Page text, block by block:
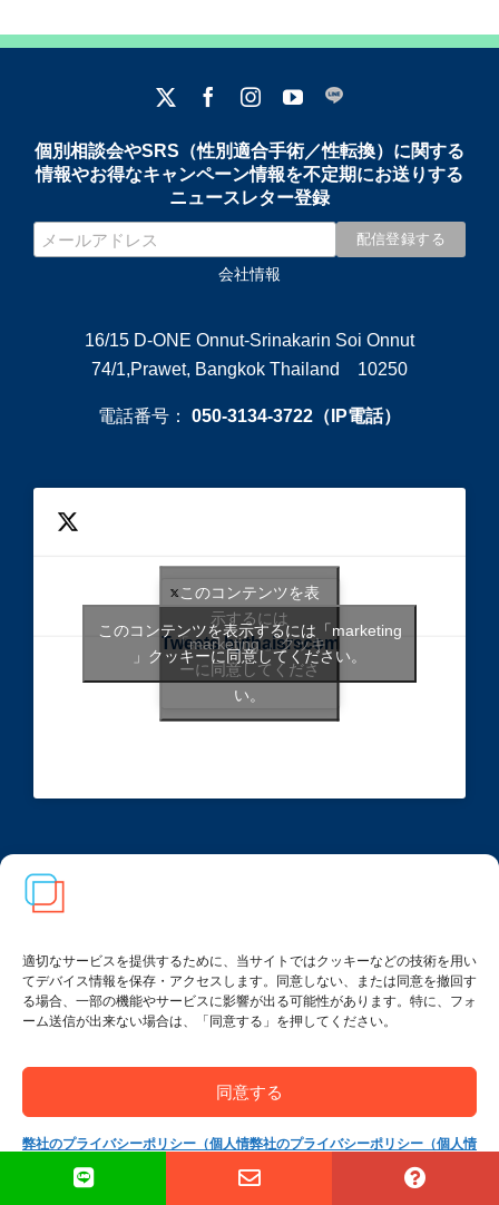
適切なサービスを提供するために、当サイトではクッキーなどの技術を用い
てデバイス情報を保存・アクセスします。同意しない、または同意を撤回す
る場合、一部の機能やサービスに影響が出る可能性があります。特に、フォ
ーム送信が出来ない場合は、「同意する」を押してください。
同意する
弊社のプライバシーポリシー（個人情
報保護方針）
弊社のプライバシーポリシー（個人情
報保護方針）
個別相談会やSRS（性別適合手術／性転換）に関する
情報やお得なキャンペーン情報を不定期にお送りする
ニュースレター登録
会社情報
16/15 D-ONE Onnut-Srinakarin Soi Onnut
74/1,Prawet, Bangkok Thailand 10250
電話番号： 050-3134-3722（IP電話）
Tweets bythaisrscom
このコンテンツを表
示するには
「marketing 」クッキ
ーに同意してくださ
い。
このコンテンツを表示するには「marketing
」クッキーに同意してください。
資料一覧
質問箱
ネットショップ